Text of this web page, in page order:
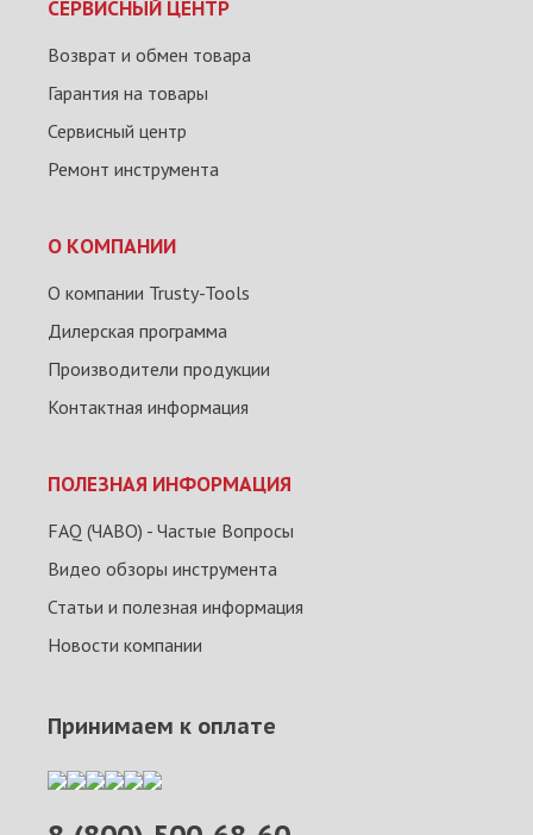
СЕРВИСНЫЙ ЦЕНТР
Возврат и обмен товара
Гарантия на товары
Сервисный центр
Ремонт инструмента
О КОМПАНИИ
О компании Trusty-Tools
Дилерская программа
Производители продукции
Контактная информация
ПОЛЕЗНАЯ ИНФОРМАЦИЯ
FAQ (ЧАВО) - Частые Вопросы
Видео обзоры инструмента
Статьи и полезная информация
Новости компании
Принимаем к оплате